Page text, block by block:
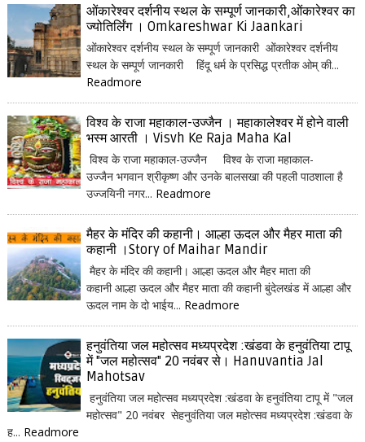
ओंकारेश्वर दर्शनीय स्थल के सम्पूर्ण जानकारी,ओंकारेश्वर का
ज्योतिर्लिंग । Omkareshwar Ki Jaankari
ओंकारेश्वर दर्शनीय स्थल के सम्पूर्ण जानकारी ओंकारेश्वर दर्शनीय
स्थल के सम्पूर्ण जानकारी हिंदू धर्म के प्रसिद्ध प्रतीक ओम् की...
Readmore
विश्व के राजा महाकाल-उज्जैन । महाकालेश्वर में होने वाली
भस्म आरती । Visvh Ke Raja Maha Kal
विश्व के राजा महाकाल-उज्जैन विश्व के राजा महाकाल-
उज्जैन भगवान श्रीकृष्ण और उनके बालसखा की पहली पाठशाला है
उज्जयिनी नगर... Readmore
मैहर के मंदिर की कहानी। आल्हा ऊदल और मैहर माता की
कहानी ।Story of Maihar Mandir
मैहर के मंदिर की कहानी। आल्हा ऊदल और मैहर माता की
कहानी आल्हा ऊदल और मैहर माता की कहानी बुंदेलखंड में आल्हा और
ऊदल नाम के दो भाईय... Readmore
हनुवंतिया जल महोत्सव मध्यप्रदेश :खंडवा के हनुवंतिया टापू
में "जल महोत्सव" 20 नवंबर से। Hanuvantia Jal
Mahotsav
हनुवंतिया जल महोत्सव मध्यप्रदेश :खंडवा के हनुवंतिया टापू में "जल
महोत्सव" 20 नवंबर सेहनुवंतिया जल महोत्सव मध्यप्रदेश :खंडवा के
ह... Readmore